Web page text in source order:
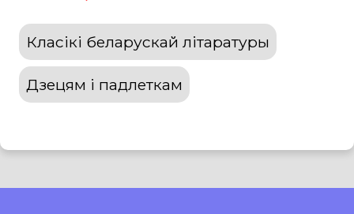
Класікі беларускай літаратуры
Дзецям і падлеткам